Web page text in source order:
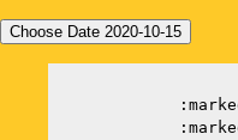
Choose Date 2020-10-15